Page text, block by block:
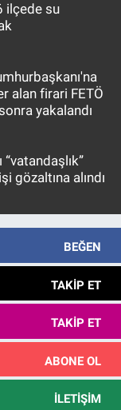
ilçede su
alan firari FETÖ
yakalandı
gözaltına alındı
BEĞEN
TAKIP ET
TAKIP ET
ABONE OL
İLETIŞIM